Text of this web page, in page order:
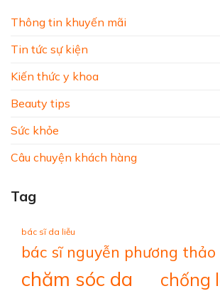
Thông tin khuyến mãi
Tin tức sự kiện
Kiến thức y khoa
Beauty tips
Sức khỏe
Câu chuyện khách hàng
Tag
bác sĩ da liễu
bác sĩ nguyễn phương thảo
chăm sóc da chống